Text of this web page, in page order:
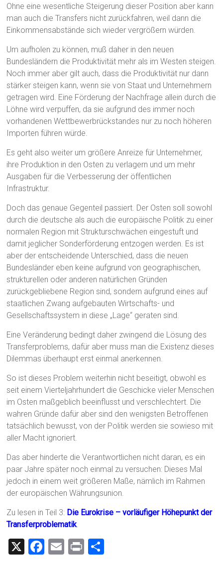
Ohne eine wesentliche Steigerung dieser Position aber kann
man auch die Transfers nicht zurückfahren, weil dann die
Einkommensabstände sich wieder vergrößern würden.
Um aufholen zu können, muß daher in den neuen
Bundesländern die Produktivität mehr als im Westen steigen.
Noch immer aber gilt auch, dass die Produktivität nur dann
stärker steigen kann, wenn sie von Staat und Unternehmern
getragen wird. Eine Förderung der Nachfrage allein durch die
Löhne wird verpuffen, da sie aufgrund des immer noch
vorhandenen Wettbewerbrückstandes nur zu noch höheren
Importen führen würde.
Es geht also weiter um größere Anreize für Unternehmer,
ihre Produktion in den Osten zu verlagern und um mehr
Ausgaben für die Verbesserung der öffentlichen
Infrastruktur.
Doch das genaue Gegenteil passiert. Der Osten soll sowohl
durch die deutsche als auch die europäische Politik zu einer
normalen Region mit Strukturschwächen eingestuft und
damit jeglicher Sonderförderung entzogen werden. Es ist
aber der entscheidende Unterschied, dass die neuen
Bundesländer eben keine aufgrund von geographischen,
strukturellen oder anderen natürlichen Gründen
zurückgebliebene Region sind, sondern aufgrund eines auf
staatlichen Zwang aufgebauten Wirtschafts- und
Gesellschaftssystem in diese „Lage“ geraten sind.
Eine Veränderung bedingt daher zwingend die Lösung des
Transferproblems, dafür aber muss man die Existenz dieses
Dilemmas überhaupt erst einmal anerkennen.
So ist dieses Problem weiterhin nicht beseitigt, obwohl es
seit einem Vierteljahrhundert die Geschicke vieler Menschen
im Osten maßgeblich beeinflusst und verschlechtert. Die
wahren Gründe dafür aber sind den wenigsten Betroffenen
tatsächlich bewusst, von der Politik werden sie sowieso mit
aller Macht ignoriert.
Das aber hinderte die Verantwortlichen nicht daran, es ein
paar Jahre später noch einmal zu versuchen: Dieses Mal
jedoch in einem weit größeren Maße, nämlich im Rahmen
der europäischen Währungsunion.
Zu lesen in Teil 3: Die Eurokrise – vorläufiger Höhepunkt der
Transferproblematik.
X
F
E
Pr